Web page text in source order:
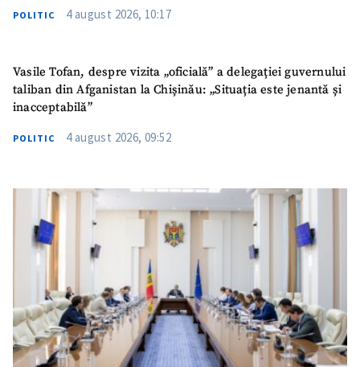
POLITIC 4 august 2026, 10:17
Vasile Tofan, despre vizita „oficială” a delegației guvernului
taliban din Afganistan la Chișinău: „Situația este jenantă și
inacceptabilă”
POLITIC 4 august 2026, 09:52